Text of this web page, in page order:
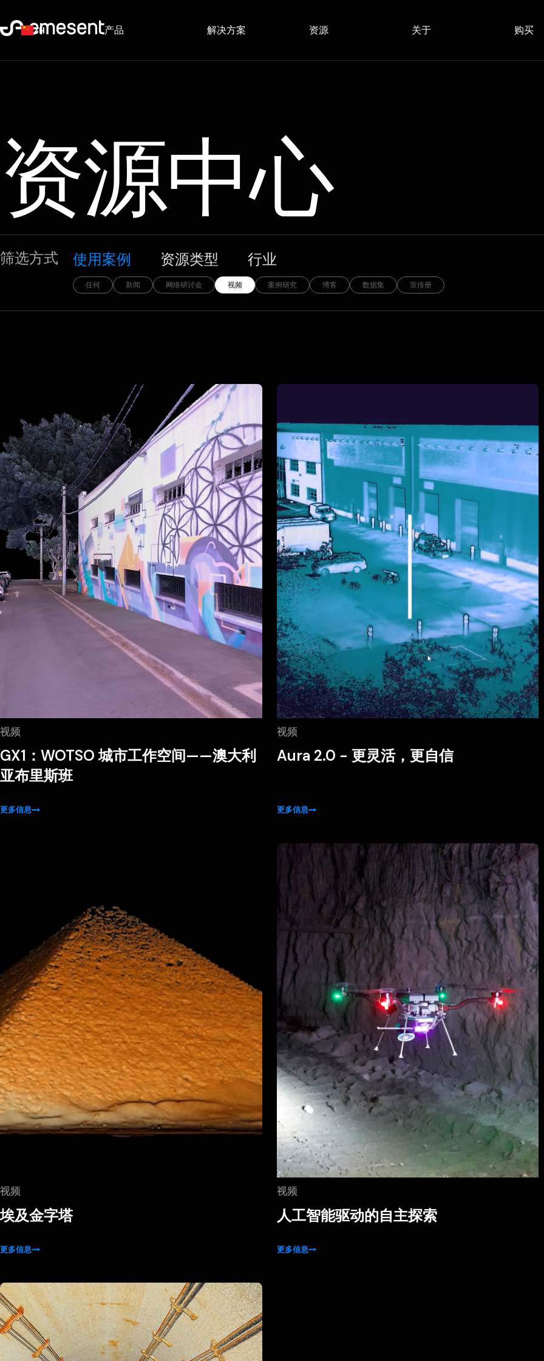
产品 解决方案 资源 关于 购买
资源中心
筛选方式 使用案例 资源类型 行业
任何 新闻 网络研讨会 视频 案例研究 博客 数据集 宣传册
视频
GX1：WOTSO 城市工作空间——澳大利
亚布里斯班
更多信息
视频
Aura 2.0 - 更灵活，更自信
更多信息
视频
埃及金字塔
更多信息
视频
人工智能驱动的自主探索
更多信息
ZH